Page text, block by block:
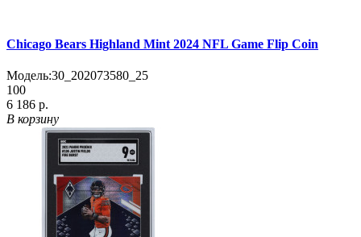
Chicago Bears Highland Mint 2024 NFL Game Flip Coin
Модель:30_202073580_25
100
6 186 р.
В корзину